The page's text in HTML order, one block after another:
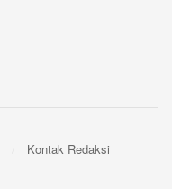
Kontak Redaksi